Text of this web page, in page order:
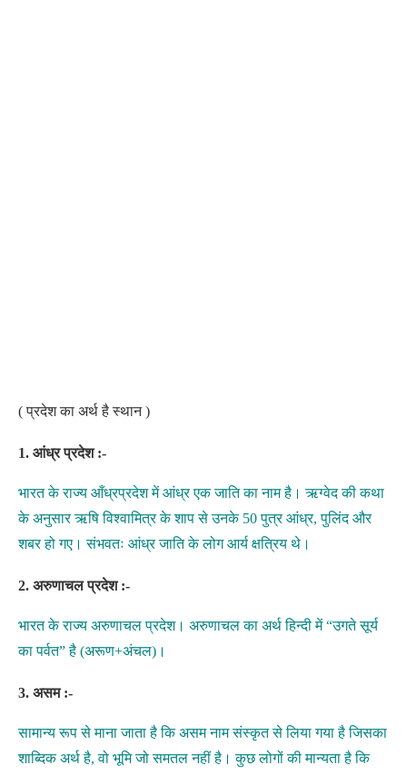
( प्रदेश का अर्थ है स्थान )
1. आंध्र प्रदेश :-
भारत के राज्य आँध्रप्रदेश में आंध्र एक जाति का नाम है। ऋग्वेद की कथा
के अनुसार ऋषि विश्वामित्र के शाप से उनके 50 पुत्र आंध्र, पुलिंद और
शबर हो गए। संभवतः आंध्र जाति के लोग आर्य क्षत्रिय थे।
2. अरुणाचल प्रदेश :-
भारत के राज्य अरुणाचल प्रदेश। अरुणाचल का अर्थ हिन्दी में “उगते सूर्य
का पर्वत” है (अरूण+अंचल)।
3. असम :-
सामान्य रूप से माना जाता है कि असम नाम संस्कृत से लिया गया है जिसका
शाब्दिक अर्थ है, वो भूमि जो समतल नहीं है। कुछ लोगों की मान्यता है कि